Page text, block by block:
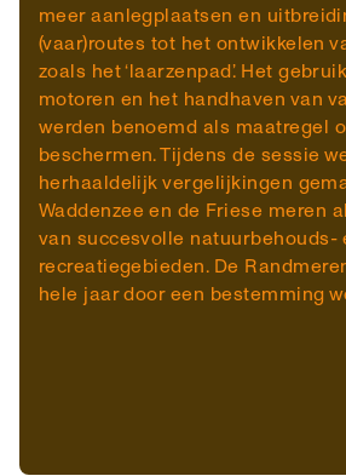
meer aanlegplaatsen en
(vaar)routes tot het ontwikkelen
zoals het ‘laarzenpad’. Het
motoren en het handhaven van
werden benoemd als maatregel
beschermen. Tijdens de sessie
herhaaldelijk vergelijkingen
Waddenzee en de Friese meren
van succesvolle natuurbehouds-
recreatiegebieden. De
hele jaar door een bestemming